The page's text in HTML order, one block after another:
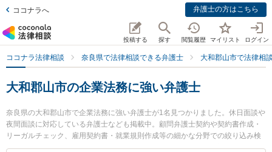
ココナラへ 弁護士の方はこちら
投稿する 探す 閲覧履歴 マイリスト ログイン
ココナラ法律相談 奈良県で法律相談できる弁護士 大和郡山市で法律相
大和郡山市の企業法務に強い弁護士
奈良県の大和郡山市で企業法務に強い弁護士が1名見つかりました。休日面談や
夜間面談に対応している弁護士なども掲載中。顧問弁護士契約や契約書作成・
リーガルチェック、雇用契約書・就業規則作成等の細かな分野での絞り込み検
索もでき便利です。特にまほら法律事務所の大島 義徳弁護士のプロフィール情